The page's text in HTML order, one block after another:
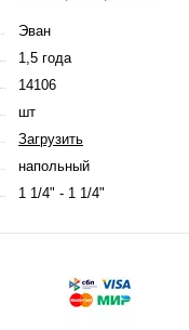
Эван
1,5 года
14106
шт
Загрузить
напольный
1 1/4" - 1 1/4"